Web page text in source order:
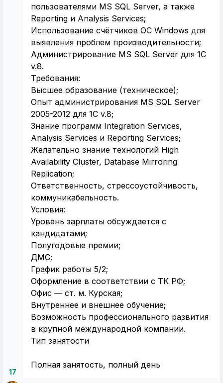
17
пользователями MS SQL Server, а также
Reporting и Analysis Services;
Использование счётчиков OC Windows для
выявления проблем производительности;
Администрирование MS SQL Server для 1С
v.8.
Требования:
Высшее образование (техническое);
Опыт администрирования MS SQL Server
2005-2012 для 1С v.8;
Знание программ Integration Services,
Analysis Services и Reporting Services;
Желательно знание технологий High
Availability Cluster, Database Mirroring
Replication;
Ответственность, стрессоустойчивость,
коммуникабельность.
Условия:
Уровень зарплаты обсуждается с
кандидатами;
Полугодовые премии;
ДМС;
График работы 5/2;
Оформление в соответствии с ТК РФ;
Офис — ст. м. Курская;
Внутреннее и внешнее обучение;
Возможность профессионального развития
в крупной международной компании.
Тип занятости
Полная занятость, полный день